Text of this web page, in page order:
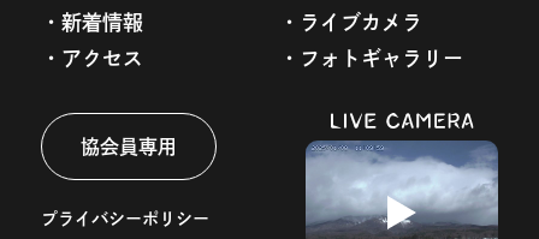
新着情報
ライブカメラ
アクセス
フォトギャラリー
協会員専用
プライバシーポリシー